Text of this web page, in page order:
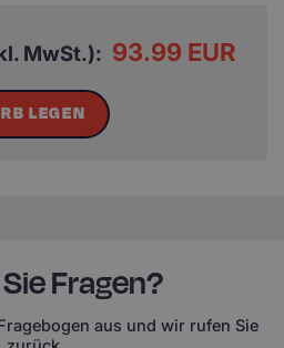
MwSt.): 93.99 EUR
LEGEN
Fragen?
aus und wir rufen Sie